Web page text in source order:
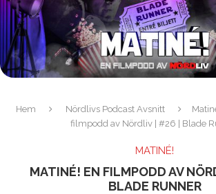
Hem Nördlivs Podcast Avsnitt
filmpodd av Nördliv | #26 | Blade
MATINÉ!
MATINÉ! EN FILMPODD AV
BLADE RUNNER